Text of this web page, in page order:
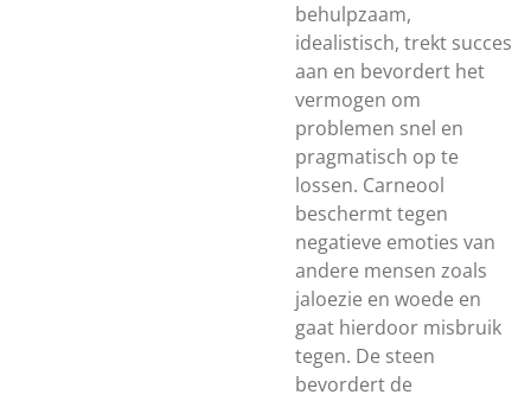
behulpzaam,
idealistisch, trekt succes
aan en bevordert het
vermogen om
problemen snel en
pragmatisch op te
lossen. Carneool
beschermt tegen
negatieve emoties van
andere mensen zoals
jaloezie en woede en
gaat hierdoor misbruik
tegen. De steen
bevordert de